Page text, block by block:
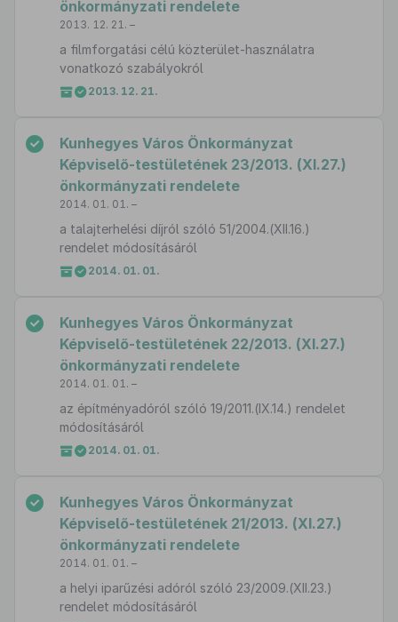
önkormányzati rendelete
2013. 12. 21. –
a filmforgatási célú közterület-használatra
vonatkozó szabályokról
2013. 12. 21.
Kunhegyes Város Önkormányzat
Képviselő-testületének 23/2013. (XI.27.)
önkormányzati rendelete
2014. 01. 01. –
a talajterhelési díjról szóló 51/2004.(XII.16.)
rendelet módosításáról
2014. 01. 01.
Kunhegyes Város Önkormányzat
Képviselő-testületének 22/2013. (XI.27.)
önkormányzati rendelete
2014. 01. 01. –
az építményadóról szóló 19/2011.(IX.14.) rendelet
módosításáról
2014. 01. 01.
Kunhegyes Város Önkormányzat
Képviselő-testületének 21/2013. (XI.27.)
önkormányzati rendelete
2014. 01. 01. –
a helyi iparűzési adóról szóló 23/2009.(XII.23.)
rendelet módosításáról